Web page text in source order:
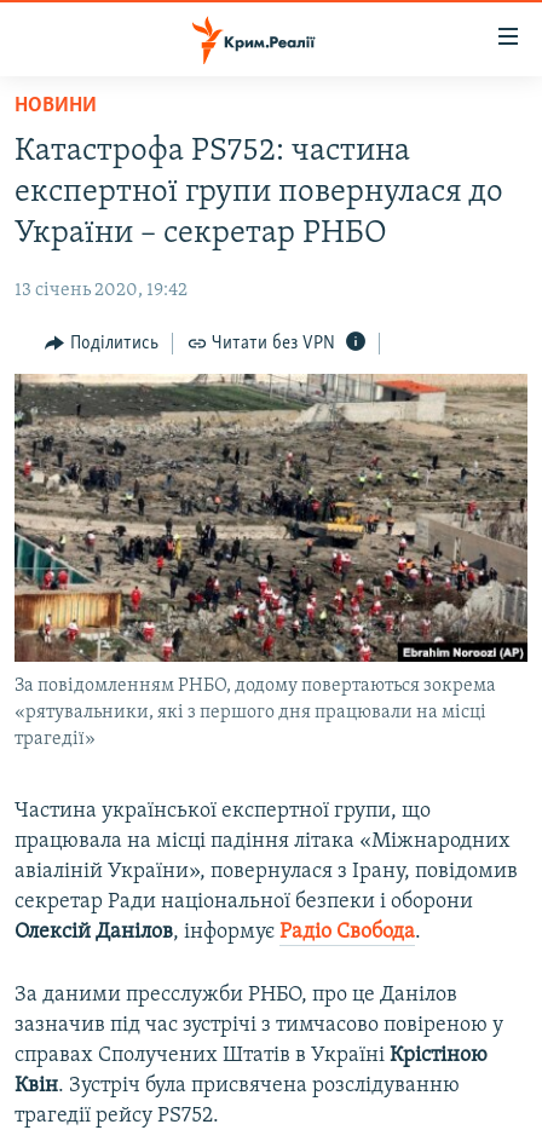
Перейти
основного
матеріалу
Перейти
до
основної
Перейти
до
пошуку
ВОДА.КРИМ
ВІДЕО ТА ФОТО
БЛОГИ
ПОГЛЯД
ІНТЕРВ'Ю
ВСЕ ЗА ДЕНЬ
СПЕЦПРОЕКТИ
ДЕПОРТАЦІЯ
ВІДЕОУРОКИ «ELIFBE»
СВІДЧЕННЯ ОКУПАЦІЇ
УКРАЇНСЬКА ПРОБЛЕМА КРИМУ
ІНФОГРАФІКА
ЯК ОБІЙТИ БЛОКУВАННЯ
Русский
Qırımtatar
ДОЛУЧАЙСЯ!
Усі сайти RFE/RL
НОВИНИ
Катастрофа PS752: частина
експертної групи повернулася до
України – секретар РНБО
13 січень 2020, 19:42
Поділитись Читати без VPN
За повідомленням РНБО, додому повертаються зокрема
«рятувальники, які з першого дня працювали на місці
трагедії»
Частина української експертної групи, що
працювала на місці падіння літака «Міжнародних
авіаліній України», повернулася з Ірану, повідомив
секретар Ради національної безпеки і оборони
Олексій Данілов, інформує Радіо Свобода.​
За даними пресслужби РНБО, про це Данілов
зазначив під час зустрічі з тимчасово повіреною у
справах Сполучених Штатів в Україні Крістіною
Квін. Зустріч була присвячена розслідуванню
трагедії рейсу PS752.